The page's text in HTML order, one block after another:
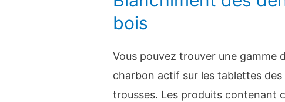
bois
Vous pouvez trouver une gamme
charbon actif sur les tablettes
trousses. Les produits contenant